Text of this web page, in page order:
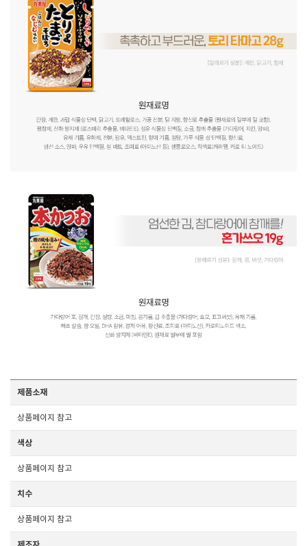
제품소재
상품페이지 참고
색상
상품페이지 참고
치수
상품페이지 참고